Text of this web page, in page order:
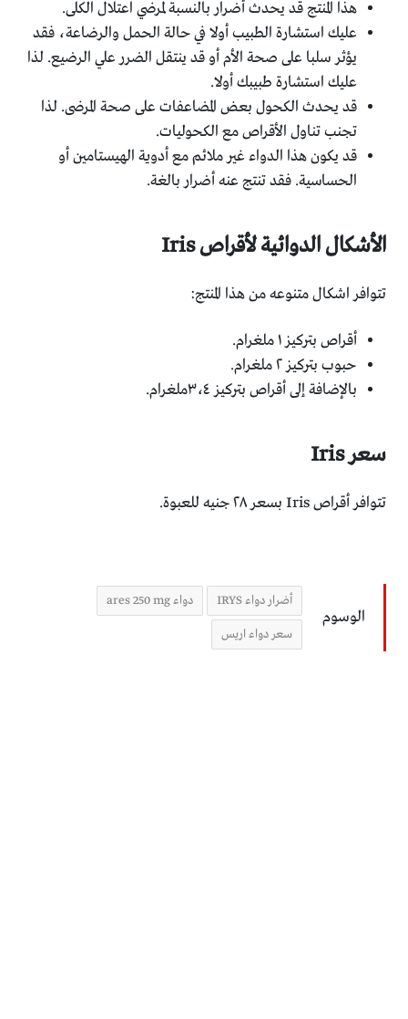
هذا المنتج قد يحدث أضرار بالنسبة لمرضي اعتلال الكلى.
عليك استشارة الطبيب أولا في حالة الحمل والرضاعة، فقد
يؤثر سلبا على صحة الأم أو قد ينتقل الضرر علي الرضيع. لذا
عليك استشارة طبيبك أولا.
قد يحدث الكحول بعض المضاعفات على صحة المرضى. لذا
تجنب تناول الأقراص مع الكحوليات.
قد يكون هذا الدواء غير ملائم مع أدوية الهيستامين أو
الحساسية. فقد تنتج عنه أضرار بالغة.
الأشكال الدوائية لأقراصIris
تتوافر اشكال متنوعه من هذا المنتج:
أقراص بتركيز ١ ملغرام.
حبوب بتركيز ٢ ملغرام.
بالإضافة إلى أقراص بتركيز ٣،٤ملغرام.
سعرIris
تتوافر أقراص Iris بسعر ٢٨ جنيه للعبوة.
الوسوم
أضرار دواء IRYS دواء ares 250 mg
سعر دواء اريس